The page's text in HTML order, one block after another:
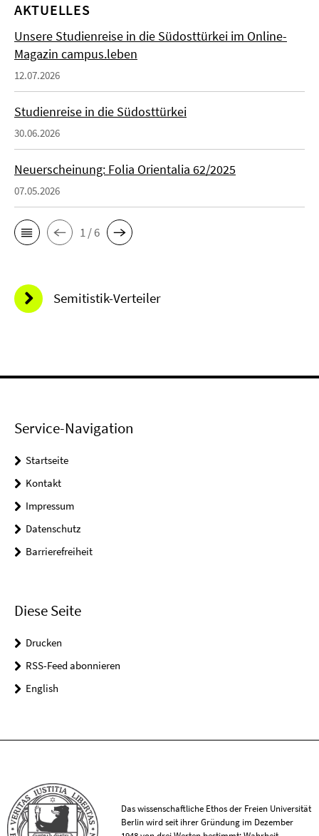
AKTUELLES
Unsere Studienreise in die Südosttürkei im Online-
Magazin campus.leben
12.07.2026
Studienreise in die Südosttürkei
30.06.2026
Neuerscheinung: Folia Orientalia 62/2025
07.05.2026
1 / 6
Semitistik-Verteiler
Service-Navigation
Startseite
Kontakt
Impressum
Datenschutz
Barrierefreiheit
Diese Seite
Drucken
RSS-Feed abonnieren
English
Das wissenschaftliche Ethos der Freien Universität
Berlin wird seit ihrer Gründung im Dezember